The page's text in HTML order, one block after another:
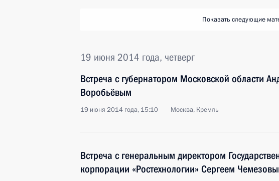
Показать следующие
19 июня 2014 года, четверг
Встреча с губернатором Московской области
Воробьёвым
19 июня 2014 года, 15:10 Москва, Кремль
Встреча с генеральным директором
корпорации «Ростехнологии» Сергеем